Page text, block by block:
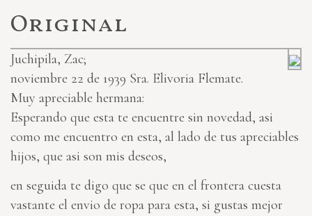
Original
Juchipila, Zac;
noviembre 22 de 1939 Sra. Elivoria Flemate.
Muy apreciable hermana:
Esperando que esta te encuentre sin novedad, asi
como me encuentro en esta, al lado de tus apreciables
hijos, que asi son mis deseos,
en seguida te digo que se que en el frontera cuesta
vastante el envio de ropa para esta, si gustas mejor